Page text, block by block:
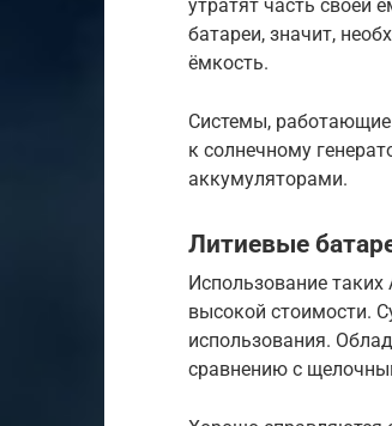
утратят часть своей
батареи, значит,
ёмкость.
Системы, работающие
к солнечному
аккумуляторами.
Литиевые
Использование
высокой стоимости.
использования.
сравнению с